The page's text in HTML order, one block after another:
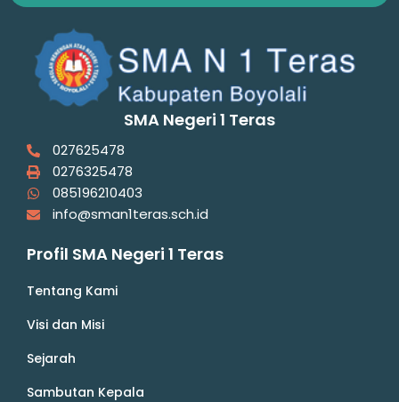
SMA Negeri 1 Teras
027625478
0276325478
085196210403
info@sman1teras.sch.id
Profil SMA Negeri 1 Teras
Tentang Kami
Visi dan Misi
Sejarah
Sambutan Kepala